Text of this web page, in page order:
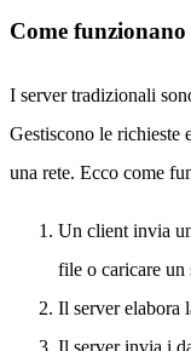
Come
I server tradizionali
Gestiscono le
una rete. Ecco come
Un client invia
file o caricare un
Il server elabora
Il server invia i